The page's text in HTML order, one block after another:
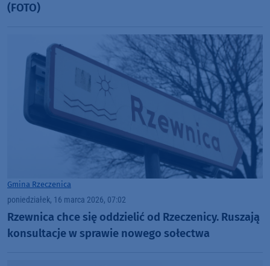
(FOTO)
Gmina Rzeczenica
poniedziałek, 16 marca 2026, 07:02
Rzewnica chce się oddzielić od Rzeczenicy. Ruszają
konsultacje w sprawie nowego sołectwa